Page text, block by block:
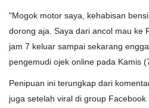
"Mogok motor saya, kehabisan
dorong aja. Saya dari ancol mau ke
jam 7 keluar sampai sekarang
pengemudi ojek online pada Kamis
Penipuan ini terungkap dari
juga setelah viral di group